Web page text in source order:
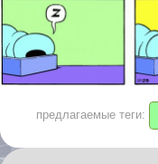
предлагаемые теги: